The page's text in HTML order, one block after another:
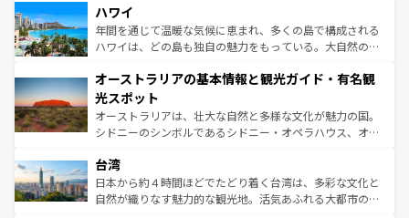
着のスイス情報は
のような巨大都市は、観光、ショッピング、エンターテイ
ンメントが詰まった刺激的なスポットだ。一方、アメリカ
西部には大自然が広がり、グランドキャニオンやイエロー
部のニューオーリンズでは、音楽と美食が融合した独特の
文化が魅力。旅行者はアメリカの各地域で異なる魅力を楽
しみながら、その多様性と豊かな歴史を感じることができ
るだろう。車でのロードトリップや列車の旅も、アメリカ
情報は
ハワイ
年間を通じて温暖な気候に恵まれ、多くの島で構成される
ハワイは、どの島も独自の魅力をもっている。大自然の神
ワイ島は見逃せない。また、定番の観光地といえばオアフ
島だが、静かな自然を求めるならマウイ島やカウアイ島が
おすすめ。エメラルドグリーンに輝く海をはじめ、豊かな
文化や歴史が息づいている。「アロハスピリット」と呼ば
人々、おいしいローカルフードやハワイアンミュージッ
ク、伝統的なフラダンスなど、すべてがハワイの魅力を彩
っている。訪れるたびに新しい発見と感動が待っているハ
オーストラリアの基本情報と観光ガイド・有名観
光スポット
オーストラリアは、壮大な自然と多様な文化が魅力の国。
シドニーのシンボルであるシドニー・オペラハウス、オー
リアリーフや大陸中央部にそびえるウルル（エアーズロッ
ク）、タスマニアの美しい原生林やケアンズの熱帯雨林な
ど、見どころがたくさん。また、カフェやワイン、オージ
台湾
日本から約４時間ほどでたどり着く台湾は、多彩な文化と
自然が織りなす魅力的な観光地。活気あふれる大都市の台